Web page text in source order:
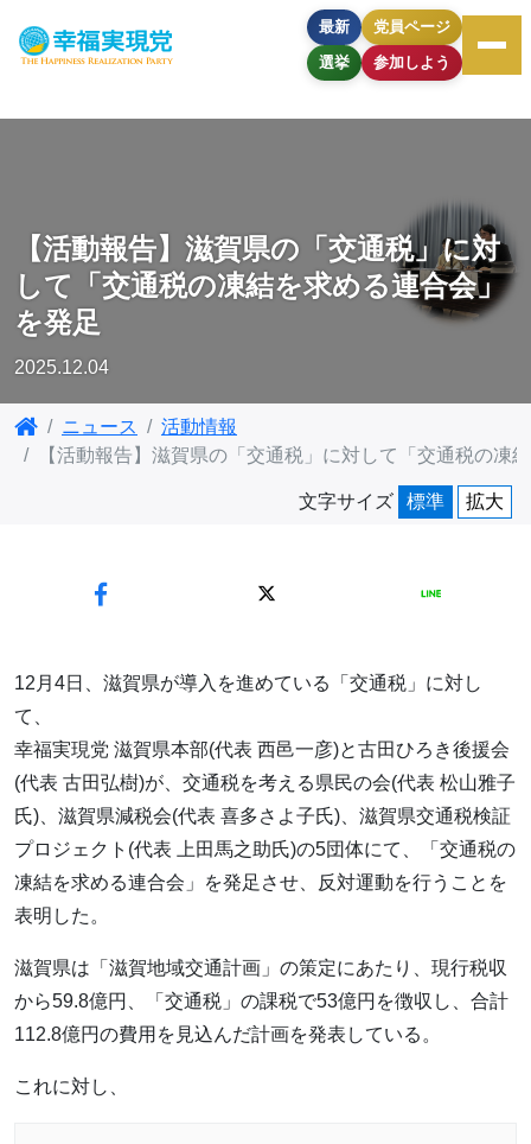
最新
選挙
党員ページ
参加しよう
【活動報告】滋賀県の「交通税」に対
して「交通税の凍結を求める連合会」
を発足
2025.12.04
ニュース
活動情報
【活動報告】滋賀県の「交通税」に対して「交通税の凍
文字サイズ 標準 拡大
12月4日、滋賀県が導入を進めている「交通税」に対し
て、
幸福実現党 滋賀県本部(代表 西邑一彦)と古田ひろき後援会
(代表 古田弘樹)が、交通税を考える県民の会(代表 松山雅子
氏)、滋賀県減税会(代表 喜多さよ子氏)、滋賀県交通税検証
プロジェクト(代表 上田馬之助氏)の5団体にて、「交通税の
凍結を求める連合会」を発足させ、反対運動を行うことを
表明した。
滋賀県は「滋賀地域交通計画」の策定にあたり、現行税収
から59.8億円、「交通税」の課税で53億円を徴収し、合計
112.8億円の費用を見込んだ計画を発表している。
これに対し、